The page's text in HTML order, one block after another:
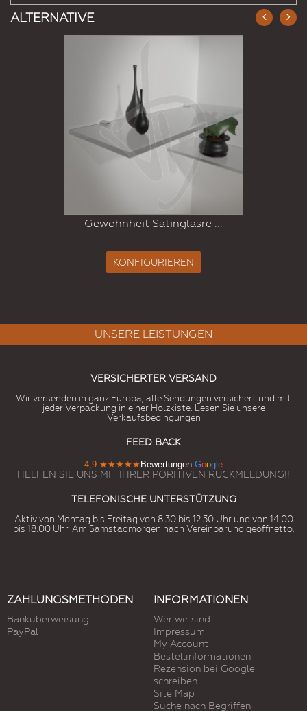
ALTERNATIVE
Gewohnheit Satinglasre ...
KONFIGURIEREN
UNSERE LEISTUNGEN
VERSICHERTER VERSAND
Wir versenden in ganz Europa, alle Sendungen versichert und mit
jeder Verpackung in einer Holzkiste. Lesen Sie unsere
Verkaufsbedingungen
FEED BACK
4,9 ★★★★★ Bewertungen Goog e
HELFEN SIE UNS MIT IHRER PORITIVEN RUCKMELDUNG!!
TELEFONISCHE UNTERSTÜTZUNG
Aktiv von Montag bis Freitag von 8.30 bis 12.30 Uhr und von 14.00
bis 18.00 Uhr. Am Samstagmorgen nach Vereinbarung geöffnetto.
ZAHLUNGSMETHODEN
Banküberweisung
PayPal
INFORMATIONEN
Wer wir sind
Impressum
My Account
Bestellinformationen
Rezension bei Google
schreiben
Site Map
Suche nach Begriffen